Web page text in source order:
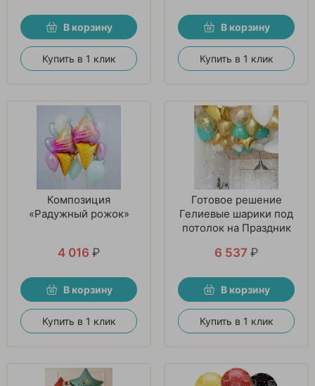
В корзину
Купить в 1 клик
В корзину
Купить в 1 клик
Композиция
«Радужный рожок»
4 016 ₽
В корзину
Купить в 1 клик
Готовое решение
Гелиевые шарики под
потолок на Праздник
6 537 ₽
В корзину
Купить в 1 клик